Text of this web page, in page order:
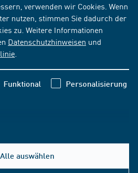
verwenden wir Cookies. Wenn
nutzen, stimmen Sie dadurch der
zu. Weitere Informationen
Datenschutzhinweisen und
Funktional Personalisierung
Alle auswählen